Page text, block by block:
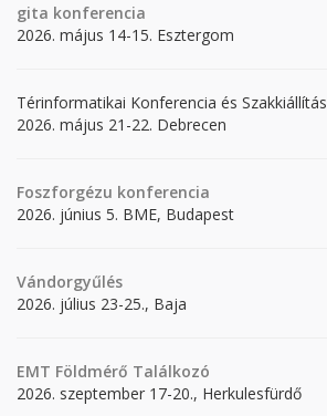
gita konferencia
2026. május 14-15. Esztergom
Térinformatikai Konferencia és Szakkiállítás
2026. május 21-22. Debrecen
Foszforgézu konferencia
2026. június 5. BME, Budapest
Vándorgyűlés
2026. július 23-25., Baja
EMT Földmérő Találkozó
2026. szeptember 17-20., Herkulesfürdő